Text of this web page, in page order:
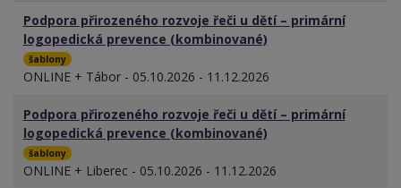
Podpora přirozeného rozvoje řeči u dětí – primární
logopedická prevence (kombinované)
šablony
ONLINE + Tábor - 05.10.2026 - 11.12.2026
Podpora přirozeného rozvoje řeči u dětí – primární
logopedická prevence (kombinované)
šablony
ONLINE + Liberec - 05.10.2026 - 11.12.2026